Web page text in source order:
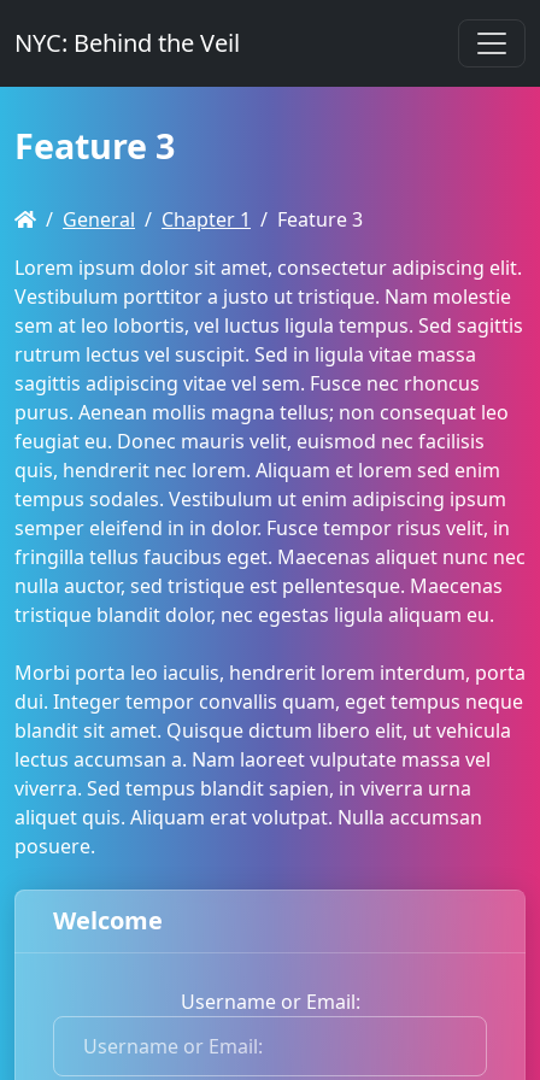
NYC: Behind the Veil
Feature 3
General Chapter 1
Feature 3
Lorem ipsum dolor sit amet, consectetur adipiscing elit.
Vestibulum porttitor a justo ut tristique. Nam molestie
sem at leo lobortis, vel luctus ligula tempus. Sed sagittis
rutrum lectus vel suscipit. Sed in ligula vitae massa
sagittis adipiscing vitae vel sem. Fusce nec rhoncus
purus. Aenean mollis magna tellus; non consequat leo
feugiat eu. Donec mauris velit, euismod nec facilisis
quis, hendrerit nec lorem. Aliquam et lorem sed enim
tempus sodales. Vestibulum ut enim adipiscing ipsum
semper eleifend in in dolor. Fusce tempor risus velit, in
fringilla tellus faucibus eget. Maecenas aliquet nunc nec
nulla auctor, sed tristique est pellentesque. Maecenas
tristique blandit dolor, nec egestas ligula aliquam eu.
Morbi porta leo iaculis, hendrerit lorem interdum, porta
dui. Integer tempor convallis quam, eget tempus neque
blandit sit amet. Quisque dictum libero elit, ut vehicula
lectus accumsan a. Nam laoreet vulputate massa vel
viverra. Sed tempus blandit sapien, in viverra urna
aliquet quis. Aliquam erat volutpat. Nulla accumsan
posuere.
Welcome
Username or Email: